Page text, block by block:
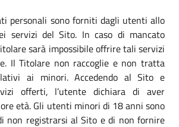
personali sono forniti dagli utenti allo
servizi del Sito. In caso di mancato
sarà impossibile offrire tali servizi
Il Titolare non raccoglie e non tratta
ai minori. Accedendo al Sito e
offerti, l’utente dichiara di aver
età. Gli utenti minori di 18 anni sono
non registrarsi al Sito e di non fornire